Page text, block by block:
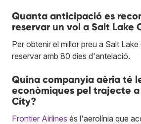
Quanta anticipació es
reservar un vol a Salt Lake
Per obtenir el millor preu a Salt
reservar amb 80 dies d'antelació.
Quina companyia aèria té
econòmiques pel trajecte a
City?
Frontier Airlines és l'aerolínia que